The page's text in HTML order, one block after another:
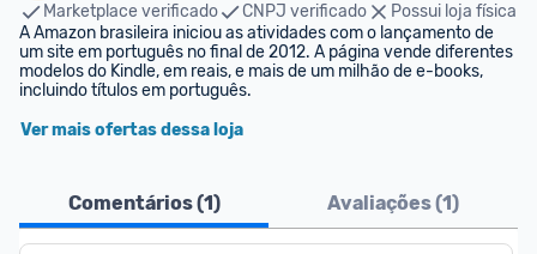
Marketplace verificado
CNPJ verificado
Possui loja física
A Amazon brasileira iniciou as atividades com o lançamento de
um site em português no final de 2012. A página vende diferentes
modelos do Kindle, em reais, e mais de um milhão de e-books,
incluindo títulos em português.
Ver mais ofertas dessa loja
Comentários (1) Avaliações (1)